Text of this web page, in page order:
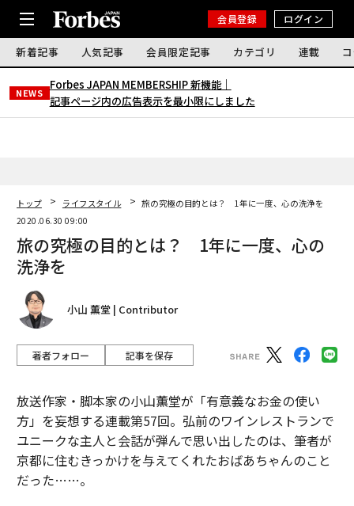
会員登録 ログイン
新着記事 人気記事 会員限定記事 カテゴリ 連載
NEWS
Forbes JAPAN MEMBERSHIP 新機能｜
記事ページ内の広告表示を最小限にしました
トップ ライフスタイル
旅の究極の目的とは？ 1年に一度、心の洗浄を
2020.06.30 09:00
旅の究極の目的とは？ 1年に一度、心の
洗浄を
小山 薫堂 | Contributor
著者フォロー 記事を保存
放送作家・脚本家の小山薫堂が「有意義なお金の使い
方」を妄想する連載第57回。弘前のワインレストランで
ユニークな主人と会話が弾んで思い出したのは、筆者が
京都に住むきっかけを与えてくれたおばあちゃんのこと
だった……。